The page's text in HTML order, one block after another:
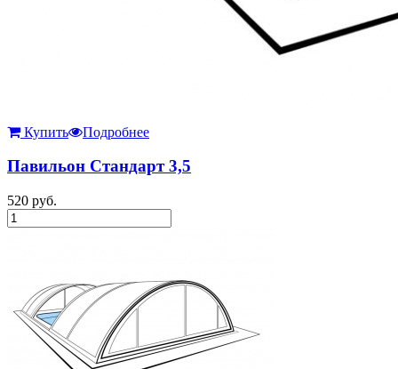
Купить Подробнее
Павильон Стандарт 3,5
520 руб.